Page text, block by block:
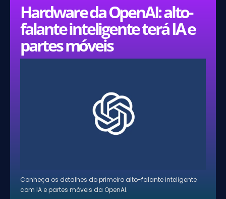
Hardware da OpenAI: alto-
falante inteligente terá IA e
partes móveis
Conheça os detalhes do primeiro alto-falante inteligente
com IA e partes móveis da OpenAI.